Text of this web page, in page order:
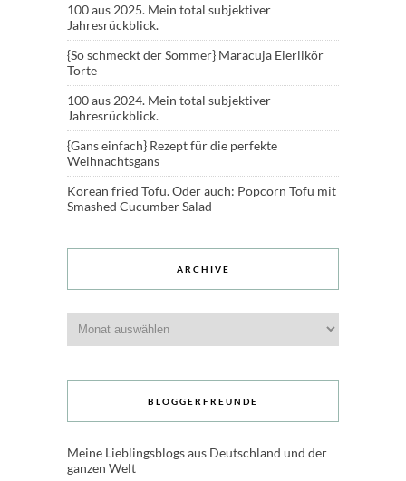
100 aus 2025. Mein total subjektiver
Jahresrückblick.
{So schmeckt der Sommer} Maracuja Eierlikör
Torte
100 aus 2024. Mein total subjektiver
Jahresrückblick.
{Gans einfach} Rezept für die perfekte
Weihnachtsgans
Korean fried Tofu. Oder auch: Popcorn Tofu mit
Smashed Cucumber Salad
ARCHIVE
BLOGGERFREUNDE
Meine Lieblingsblogs aus Deutschland und der
ganzen Welt